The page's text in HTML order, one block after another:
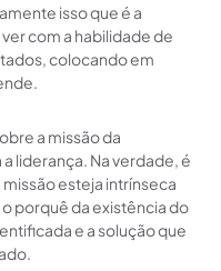
isso que é a
com a habilidade de
colocando em
a missão da
liderança. Na verdade, é
esteja intrínseca
porquê da existência do
e a solução que